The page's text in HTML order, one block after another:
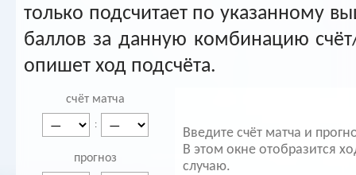
только подсчитает по указанному
баллов за данную комбинацию
опишет ход подсчёта.
счёт матча
Введите счёт матча и
В этом окне отобразится
случаю.
:
прогноз